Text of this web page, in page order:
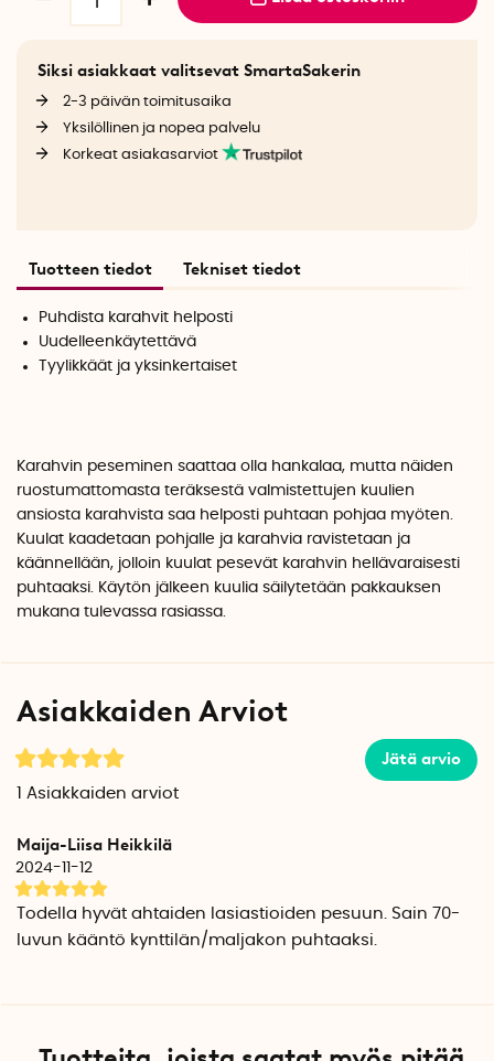
Siksi asiakkaat valitsevat SmartaSakerin
2-3 päivän toimitusaika
Yksilöllinen ja nopea palvelu
Korkeat asiakasarviot
Tuotteen tiedot Tekniset tiedot
Puhdista karahvit helposti
Uudelleenkäytettävä
Tyylikkäät ja yksinkertaiset
Karahvin peseminen saattaa olla hankalaa, mutta näiden
ruostumattomasta teräksestä valmistettujen kuulien
ansiosta karahvista saa helposti puhtaan pohjaa myöten.
Kuulat kaadetaan pohjalle ja karahvia ravistetaan ja
käännellään, jolloin kuulat pesevät karahvin hellävaraisesti
puhtaaksi. Käytön jälkeen kuulia säilytetään pakkauksen
mukana tulevassa rasiassa.
Asiakkaiden Arviot
Jätä arvio
1 Asiakkaiden arviot
Maija-Liisa Heikkilä
2024-11-12
Todella hyvät ahtaiden lasiastioiden pesuun. Sain 70-
luvun kääntö kynttilän/maljakon puhtaaksi.